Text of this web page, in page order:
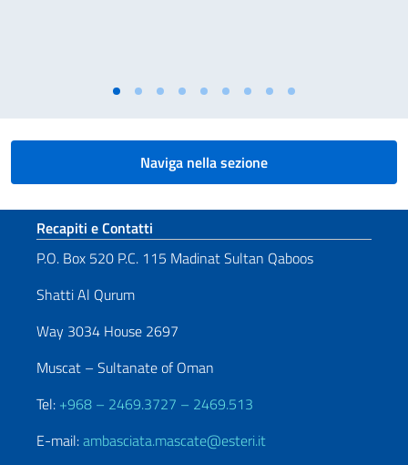
Naviga nella sezione
Sezione footer
Recapiti e Contatti
P.O. Box 520 P.C. 115 Madinat Sultan Qaboos
Shatti Al Qurum
Way 3034 House 2697
Muscat – Sultanate of Oman
Tel: +968 – 2469.3727 – 2469.513
E-mail:ambasciata.mascate@esteri.it